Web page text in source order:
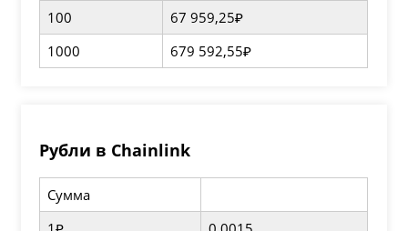
100
67 959,25₽
1000
679 592,55₽
Рубли в Chainlink
Сумма